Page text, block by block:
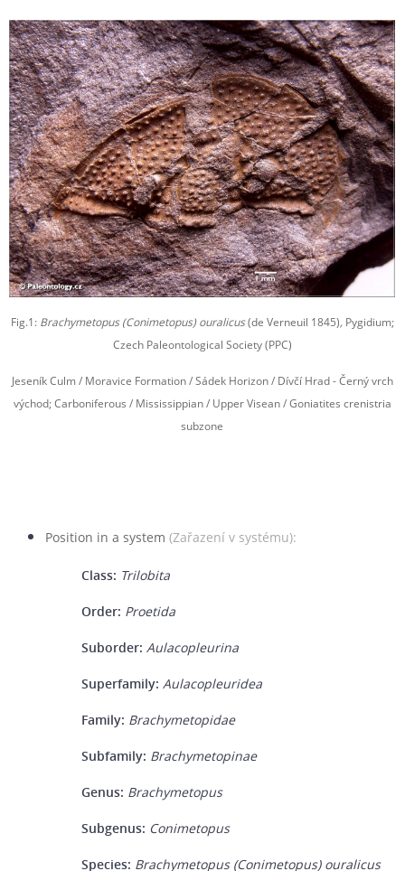
Fig.1:Brachymetopus (Conimetopus) ouralicus(de Verneuil 1845), Pygidium;
Czech Paleontological Society (PPC)
Jeseník Culm / Moravice Formation / Sádek Horizon / Dívčí Hrad - Černý vrch
východ; Carboniferous / Mississippian / Upper Visean / Goniatites crenistria
subzone
Position in a system (Zařazení v systému):
Class: Trilobita
Order: Proetida
Suborder: Aulacopleurina
Superfamily: Aulacopleuridea
Family: Brachymetopidae
Subfamily: Brachymetopinae
Genus: Brachymetopus
Subgenus: Conimetopus
Species: Brachymetopus (Conimetopus) ouralicus